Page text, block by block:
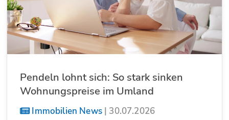
Pendeln lohnt sich: So stark sinken
Wohnungspreise im Umland
Immobilien News| 30.07.2026